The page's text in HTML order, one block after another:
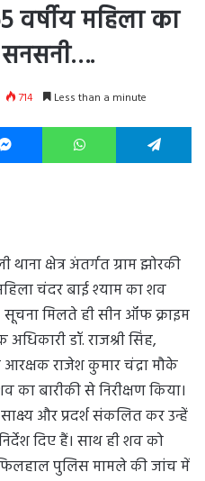
वर्षीय महिला का
714 Less than a minute
Messenger WhatsApp
क्षेत्र अंतर्गत ग्राम झोरकी
चंदर बाई श्याम का शव
मिलते ही सीन ऑफ क्राइम
डॉ. राजश्री सिंह,
राजेश कुमार चंद्रा मौके
बारीकी से निरीक्षण किया।
और प्रदर्श संकलित कर उन्हें
दिए हैं। साथ ही शव को
फिलहाल पुलिस मामले की जांच में